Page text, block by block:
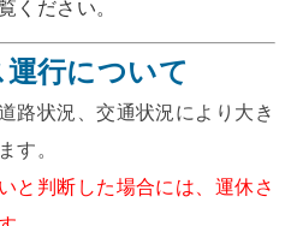
ください。
行について
路状況、交通状況により大き
す。
と判断した場合には、運休さ